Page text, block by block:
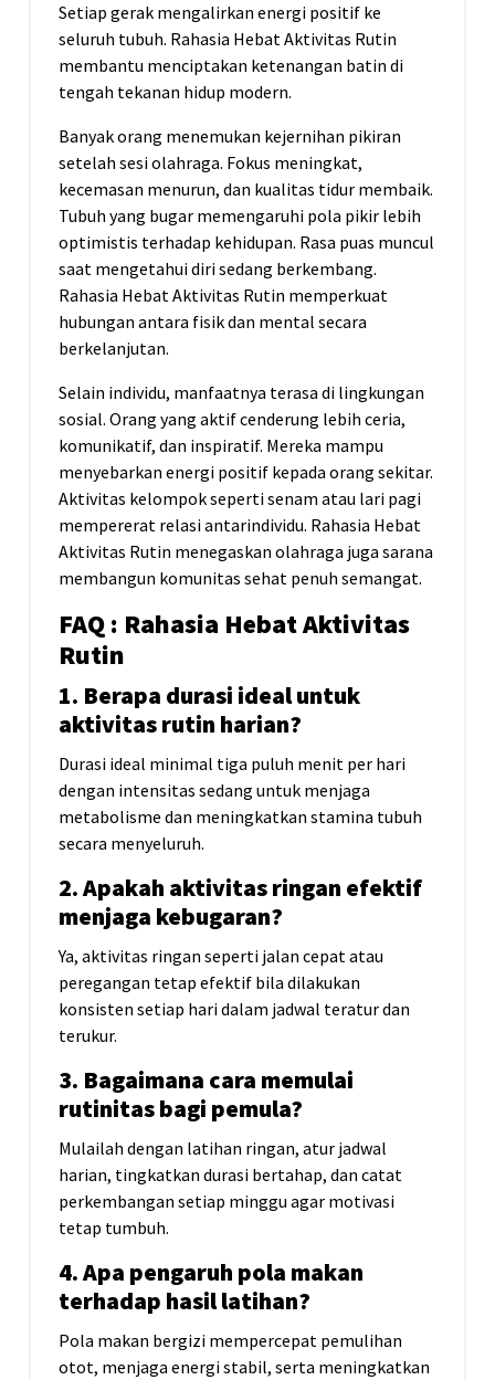
Setiap gerak mengalirkan energi positif ke
seluruh tubuh. Rahasia Hebat Aktivitas Rutin
membantu menciptakan ketenangan batin di
tengah tekanan hidup modern.
Banyak orang menemukan kejernihan pikiran
setelah sesi olahraga. Fokus meningkat,
kecemasan menurun, dan kualitas tidur membaik.
Tubuh yang bugar memengaruhi pola pikir lebih
optimistis terhadap kehidupan. Rasa puas muncul
saat mengetahui diri sedang berkembang.
Rahasia Hebat Aktivitas Rutin memperkuat
hubungan antara fisik dan mental secara
berkelanjutan.
Selain individu, manfaatnya terasa di lingkungan
sosial. Orang yang aktif cenderung lebih ceria,
komunikatif, dan inspiratif. Mereka mampu
menyebarkan energi positif kepada orang sekitar.
Aktivitas kelompok seperti senam atau lari pagi
mempererat relasi antarindividu. Rahasia Hebat
Aktivitas Rutin menegaskan olahraga juga sarana
membangun komunitas sehat penuh semangat.
FAQ : Rahasia Hebat Aktivitas
Rutin
1. Berapa durasi ideal untuk
aktivitas rutin harian?
Durasi ideal minimal tiga puluh menit per hari
dengan intensitas sedang untuk menjaga
metabolisme dan meningkatkan stamina tubuh
secara menyeluruh.
2. Apakah aktivitas ringan efektif
menjaga kebugaran?
Ya, aktivitas ringan seperti jalan cepat atau
peregangan tetap efektif bila dilakukan
konsisten setiap hari dalam jadwal teratur dan
terukur.
3. Bagaimana cara memulai
rutinitas bagi pemula?
Mulailah dengan latihan ringan, atur jadwal
harian, tingkatkan durasi bertahap, dan catat
perkembangan setiap minggu agar motivasi
tetap tumbuh.
4. Apa pengaruh pola makan
terhadap hasil latihan?
Pola makan bergizi mempercepat pemulihan
otot, menjaga energi stabil, serta meningkatkan